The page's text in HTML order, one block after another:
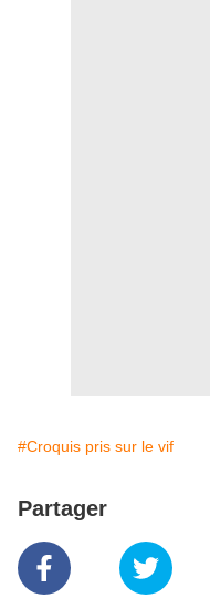
#Croquis pris sur le vif
Partager